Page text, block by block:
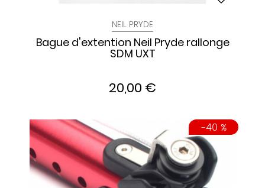
NEIL PRYDE
Bague d'extention Neil Pryde rallonge
SDM UXT
20,00 €
-40 %